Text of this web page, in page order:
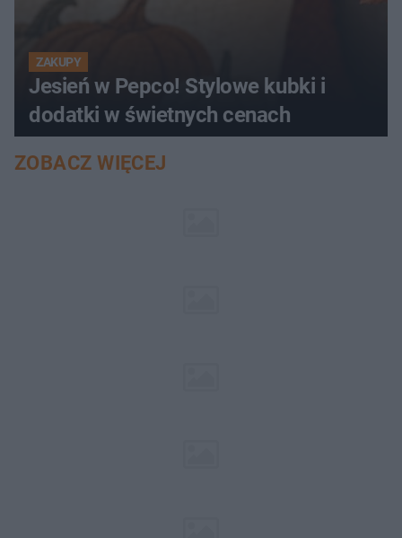
ZAKUPY
Jesień w Pepco! Stylowe kubki i
dodatki w świetnych cenach
ZOBACZ WIĘCEJ